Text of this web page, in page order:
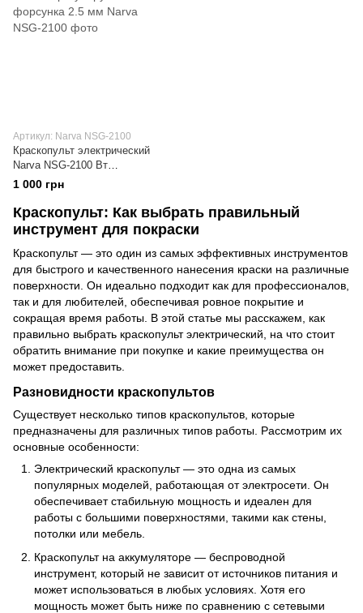
Артикул: Narva NSG-2100
Краскопульт электрический
Narva NSG-2100 Вт
регулируемая форсунка 2.5 мм
1 000 грн
Краскопульт: Как выбрать правильный
инструмент для покраски
Краскопульт — это один из самых эффективных инструментов
для быстрого и качественного нанесения краски на различные
поверхности. Он идеально подходит как для профессионалов,
так и для любителей, обеспечивая ровное покрытие и
сокращая время работы. В этой статье мы расскажем, как
правильно выбрать краскопульт электрический, на что стоит
обратить внимание при покупке и какие преимущества он
может предоставить.
Разновидности краскопультов
Существует несколько типов краскопультов, которые
предназначены для различных типов работы. Рассмотрим их
основные особенности:
Электрический краскопульт — это одна из самых
популярных моделей, работающая от электросети. Он
обеспечивает стабильную мощность и идеален для
работы с большими поверхностями, такими как стены,
потолки или мебель.
Краскопульт на аккумуляторе — беспроводной
инструмент, который не зависит от источников питания и
может использоваться в любых условиях. Хотя его
мощность может быть ниже по сравнению с сетевыми